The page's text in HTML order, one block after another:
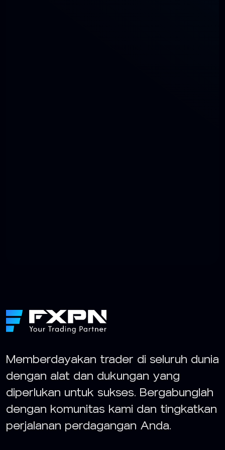
Memberdayakan trader di seluruh dunia
dengan alat dan dukungan yang
diperlukan untuk sukses. Bergabunglah
dengan komunitas kami dan tingkatkan
perjalanan perdagangan Anda.